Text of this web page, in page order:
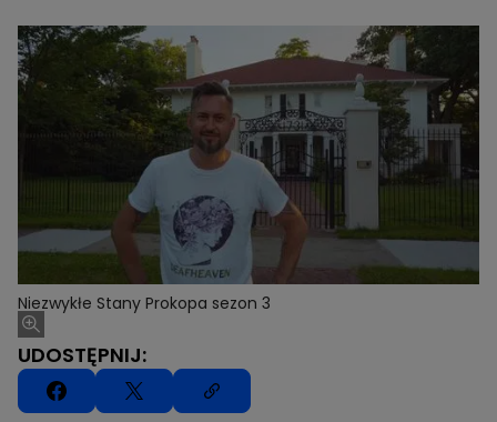
Niezwykłe Stany Prokopa sezon 3
UDOSTĘPNIJ: